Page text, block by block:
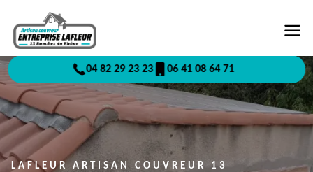
04 82 29 23 23 06 41 08 64 71
LAFLEUR ARTISAN COUVREUR 13